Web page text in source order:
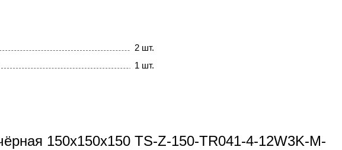
2 шт.
1 шт.
150x150x150 TS-Z-150-TR041-4-12W3K-M-